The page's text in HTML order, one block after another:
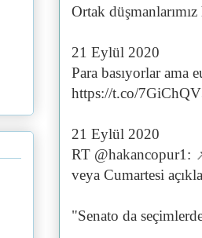
Ortak
21 Eylül 2020
Para basıyorlar ama
https://t.co/
21 Eylül 2020
RT @hakancopur1:
veya Cumartesi
"Senato da